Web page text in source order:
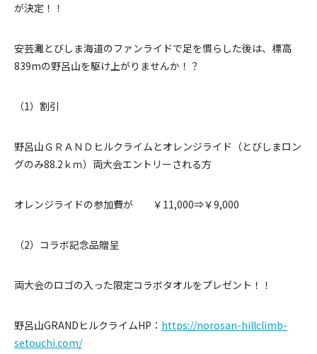
が決定！！
安芸灘とびしま海道のファンライドで足を慣らした後は、標高
839mの野呂山を駆け上がりませんか！？
（1）割引
野呂山ＧＲＡＮＤヒルクライムとオレンジライド（とびしまロン
グのみ88.2ｋｍ）両大会エントリーされる方
オレンジライドの参加費が ￥11,000⇒￥9,000
（2）コラボ記念品贈呈
両大会のロゴの入った限定コラボタオルをプレゼント！！
野呂山GRANDヒルクライムHP： https://norosan-hillclimb-
setouchi.com/